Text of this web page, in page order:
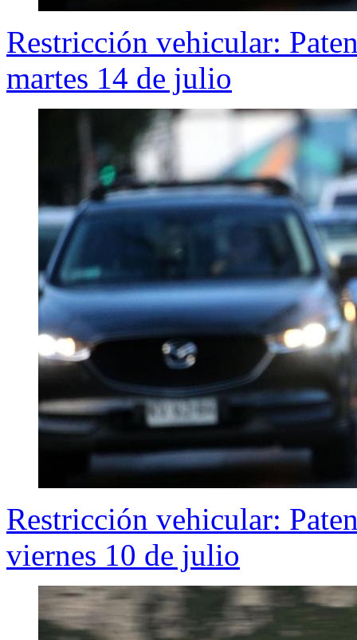
Restricción vehicular:
martes 14 de julio
Restricción vehicular:
viernes 10 de julio